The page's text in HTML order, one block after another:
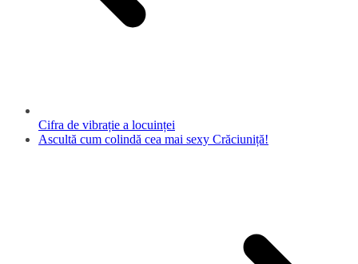
Cifra de vibrație a locuinței
Ascultă cum colindă cea mai sexy Crăciuniță!